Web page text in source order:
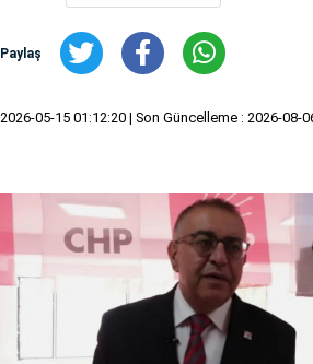
Paylaş
2026-05-15 01:12:20 | Son Güncelleme : 2026-08-